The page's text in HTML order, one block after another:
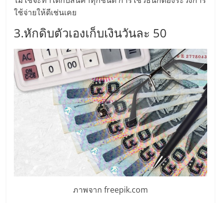
ไว,
ที่
ปรึกษา
และ
ใช้จ่ายให้ดีเช่นเคย
3.หักดิบตัวเองเก็บเงินวันละ 50
ภาพจาก freepik.com